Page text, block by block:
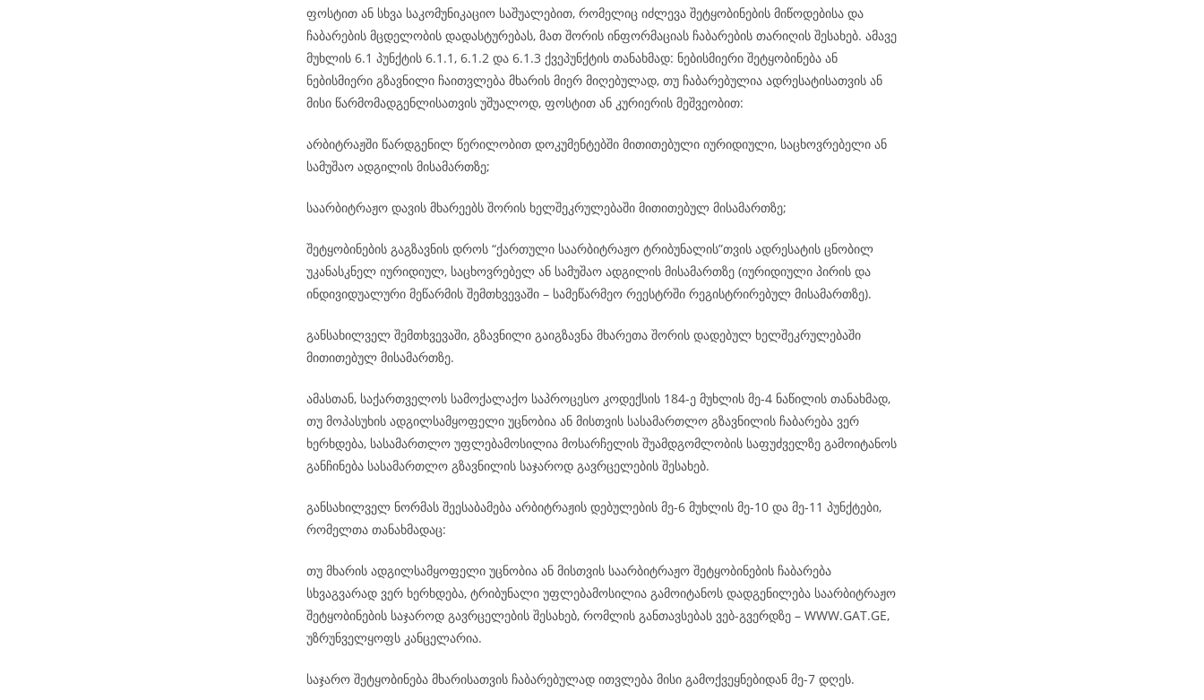
ფოსტით ან სხვა საკომუნიკაციო საშუალებით, რომელიც იძლევა შეტყობინების მიწოდებისა და
ჩაბარების მცდელობის დადასტურებას, მათ შორის ინფორმაციას ჩაბარების თარიღის შესახებ. ამავე
მუხლის 6.1 პუნქტის 6.1.1, 6.1.2 და 6.1.3 ქვეპუნქტის თანახმად: ნებისმიერი შეტყობინება ან
ნებისმიერი გზავნილი ჩაითვლება მხარის მიერ მიღებულად, თუ ჩაბარებულია ადრესატისათვის ან
მისი წარმომადგენლისათვის უშუალოდ, ფოსტით ან კურიერის მეშვეობით:
არბიტრაჟში წარდგენილ წერილობით დოკუმენტებში მითითებული იურიდიული, საცხოვრებელი ან
სამუშაო ადგილის მისამართზე;
საარბიტრაჟო დავის მხარეებს შორის ხელშეკრულებაში მითითებულ მისამართზე;
შეტყობინების გაგზავნის დროს “ქართული საარბიტრაჟო ტრიბუნალის”თვის ადრესატის ცნობილ
უკანასკნელ იურიდიულ, საცხოვრებელ ან სამუშაო ადგილის მისამართზე (იურიდიული პირის და
ინდივიდუალური მეწარმის შემთხვევაში – სამეწარმეო რეესტრში რეგისტრირებულ მისამართზე).
განსახილველ შემთხვევაში, გზავნილი გაიგზავნა მხარეთა შორის დადებულ ხელშეკრულებაში
მითითებულ მისამართზე.
ამასთან, საქართველოს სამოქალაქო საპროცესო კოდექსის 184-ე მუხლის მე-4 ნაწილის თანახმად,
თუ მოპასუხის ადგილსამყოფელი უცნობია ან მისთვის სასამართლო გზავნილის ჩაბარება ვერ
ხერხდება, სასამართლო უფლებამოსილია მოსარჩელის შუამდგომლობის საფუძველზე გამოიტანოს
განჩინება სასამართლო გზავნილის საჯაროდ გავრცელების შესახებ.
განსახილველ ნორმას შეესაბამება არბიტრაჟის დებულების მე-6 მუხლის მე-10 და მე-11 პუნქტები,
რომელთა თანახმადაც:
თუ მხარის ადგილსამყოფელი უცნობია ან მისთვის საარბიტრაჟო შეტყობინების ჩაბარება
სხვაგვარად ვერ ხერხდება, ტრიბუნალი უფლებამოსილია გამოიტანოს დადგენილება საარბიტრაჟო
შეტყობინების საჯაროდ გავრცელების შესახებ, რომლის განთავსებას ვებ-გვერდზე – WWW.GAT.GE,
უზრუნველყოფს კანცელარია.
საჯარო შეტყობინება მხარისათვის ჩაბარებულად ითვლება მისი გამოქვეყნებიდან მე-7 დღეს.